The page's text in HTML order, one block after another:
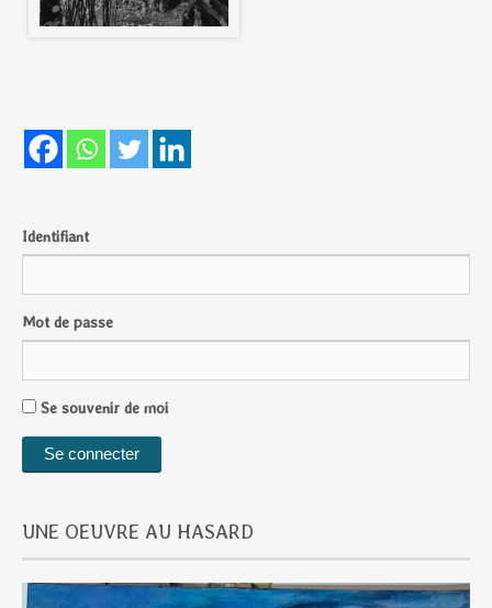
Identifiant
Mot de passe
Se souvenir de moi
UNE OEUVRE AU HASARD